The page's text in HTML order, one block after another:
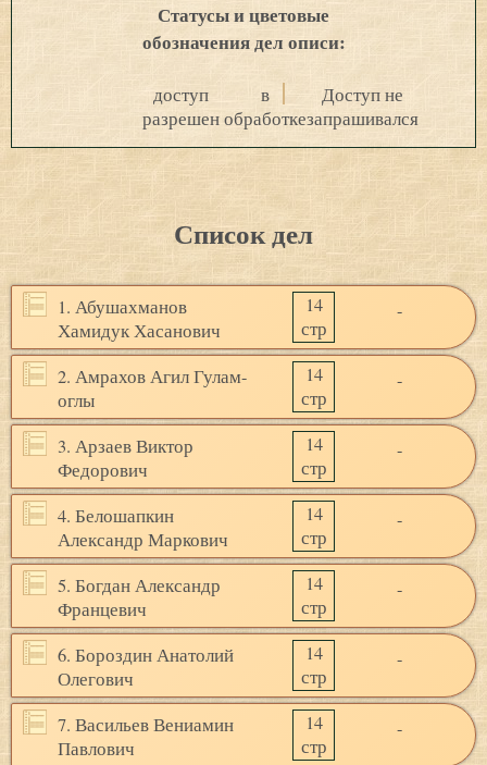
Статусы и цветовые
обозначения дел описи:
доступ
разрешен
в
обработке
Доступ не
запрашивался
Список дел
1. Абушахманов
Хамидук Хасанович
14
стр
-
2. Амрахов Агил Гулам-
оглы
14
стр
-
3. Арзаев Виктор
Федорович
14
стр
-
4. Белошапкин
Александр Маркович
14
стр
-
5. Богдан Александр
Францевич
14
стр
-
6. Бороздин Анатолий
Олегович
14
стр
-
7. Васильев Вениамин
Павлович
14
стр
-